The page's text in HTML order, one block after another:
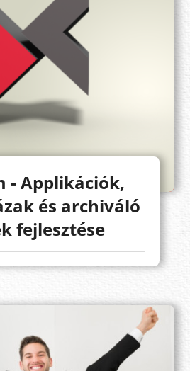
- Applikációk,
és archiváló
fejlesztése